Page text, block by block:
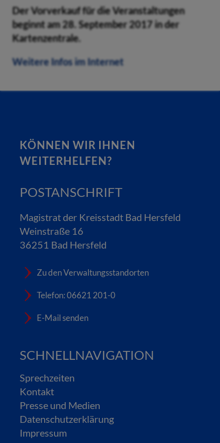
Der Vorverkauf für die Veranstaltungen
beginnt am 28. September 2017 in der
Kartenzentrale.
Weitere Infos im Internet
KÖNNEN WIR IHNEN
WEITERHELFEN?
POSTANSCHRIFT
Magistrat der Kreisstadt Bad Hersfeld
Weinstraße 16
36251 Bad Hersfeld
Zu den Verwaltungsstandorten
Telefon: 06621 201-0
E-Mail senden
SCHNELLNAVIGATION
Sprechzeiten
Kontakt
Presse und Medien
Datenschutzerklärung
Impressum